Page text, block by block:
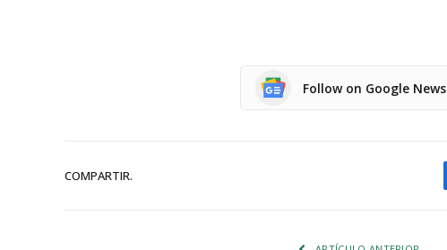
Follow on Google News
COMPARTIR.